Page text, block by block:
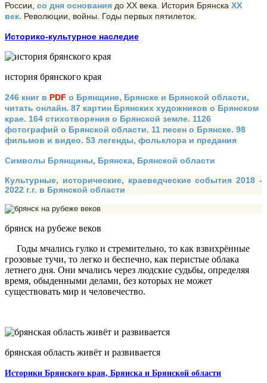
России, со дня основания до XX века. История Брянска XX
век. Революции, войны. Годы первых пятилеток.
Историко-культурное наследие
история брянского края
246 книг в PDF о Брянщине, Брянске и Брянской области,
читать онлайн. 87 картин Брянских художников о Брянском
крае. 164 стихотворения о Брянской земле. 1126
фотографий о Брянской области. 11 песен о Брянске. 98
фильмов и видео. 53 легенды, фольклора и предания
Символы Брянщины, Брянска, Брянской области
Культурные, исторические, краеведческие события 2018 -
2022 г.г. в Брянской области
брянск на рубеже веков
Годы мчались гулко и стремительно, то как взвихрённые
грозовые тучи, то легко и беспечно, как перистые облака
летнего дня. Они мчались через людские судьбы, определяя
время, обыденными делами, без которых не может
существовать мир и человечество.
брянская область живёт и развивается
Историки Брянского края, Брянска и Брянской области